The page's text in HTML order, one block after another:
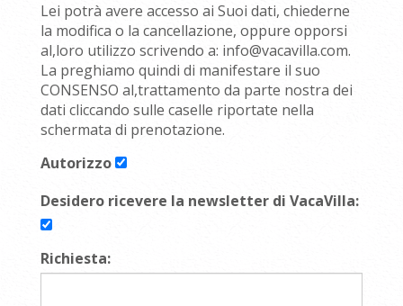
Lei potrà avere accesso ai Suoi dati, chiederne
la modifica o la cancellazione, oppure opporsi
al,loro utilizzo scrivendo a: info@vacavilla.com.
La preghiamo quindi di manifestare il suo
CONSENSO al,trattamento da parte nostra dei
dati cliccando sulle caselle riportate nella
schermata di prenotazione.
Autorizzo
Desidero ricevere la newsletter di VacaVilla:
Richiesta: